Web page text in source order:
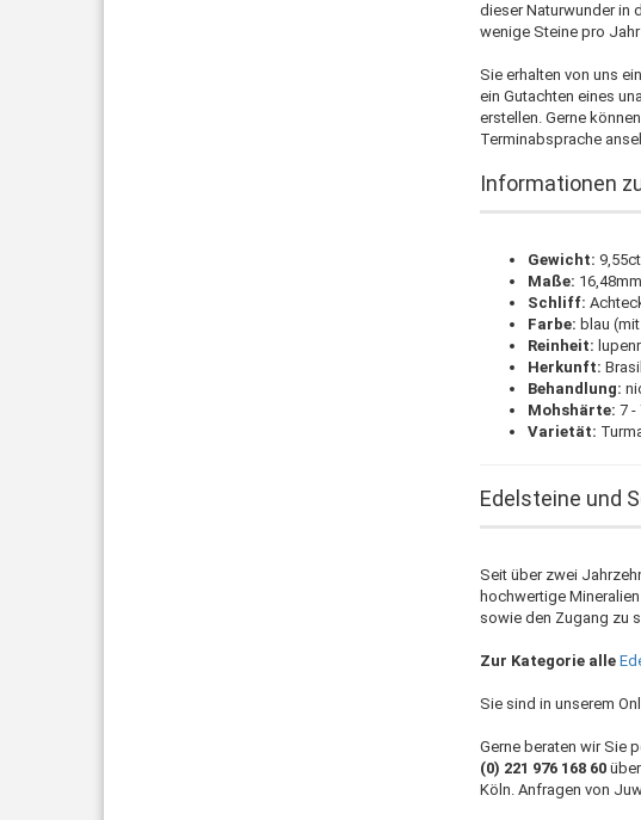
dieser Naturwunder in
wenige Steine pro
Sie erhalten von uns
ein Gutachten eines
erstellen. Gerne
Terminabsprache
Informationen
Gewicht:
Maße:
Schliff:
Farbe: blau
Reinheit:
Herkunft:
Behandlung:
Mohshärte: 7 -
Varietät:
Edelsteine und
Seit über zwei
hochwertige
sowie den Zugang zu
Zur Kategorie alle
Sie sind in unserem
Gerne beraten wir Sie
(0) 221 976 168 60
Köln. Anfragen von